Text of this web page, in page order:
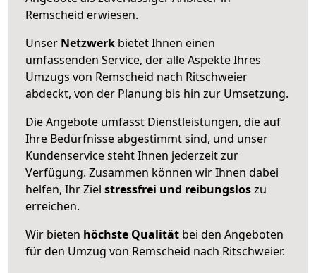
Remscheid erwiesen.
Unser Netzwerk bietet Ihnen einen
umfassenden Service, der alle Aspekte Ihres
Umzugs von Remscheid nach Ritschweier
abdeckt, von der Planung bis hin zur Umsetzung.
Die Angebote umfasst Dienstleistungen, die auf
Ihre Bedürfnisse abgestimmt sind, und unser
Kundenservice steht Ihnen jederzeit zur
Verfügung. Zusammen können wir Ihnen dabei
helfen, Ihr Ziel stressfrei und reibungsloszu
erreichen.
Wir bieten höchste Qualität bei den Angeboten
für den Umzug von Remscheid nach Ritschweier.